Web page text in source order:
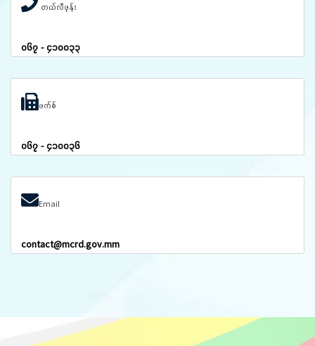
တယ်လီဖုန်း
၀၆၇ - ၄၁၀၀၃၃
ဖက်စ်
၀၆၇ - ၄၁၀၀၃၆
Email
contact@mcrd.gov.mm